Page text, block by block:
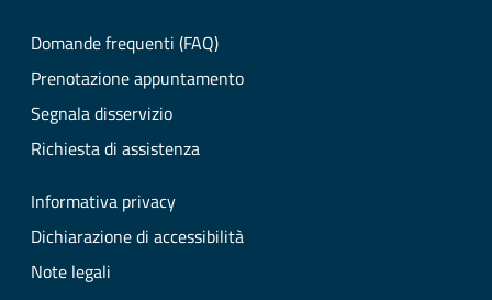
Domande frequenti (FAQ)
Prenotazione appuntamento
Segnala disservizio
Richiesta di assistenza
Informativa privacy
Dichiarazione di accessibilità
Note legali